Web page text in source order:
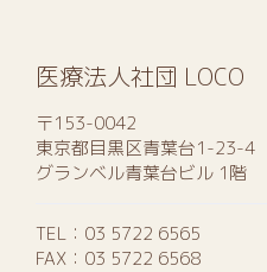
医療法人社団 LOCO
〒153-0042
東京都目黒区青葉台1-23-4
グランベル青葉台ビル 1階
TEL： 03 5722 6565
FAX：03 5722 6568